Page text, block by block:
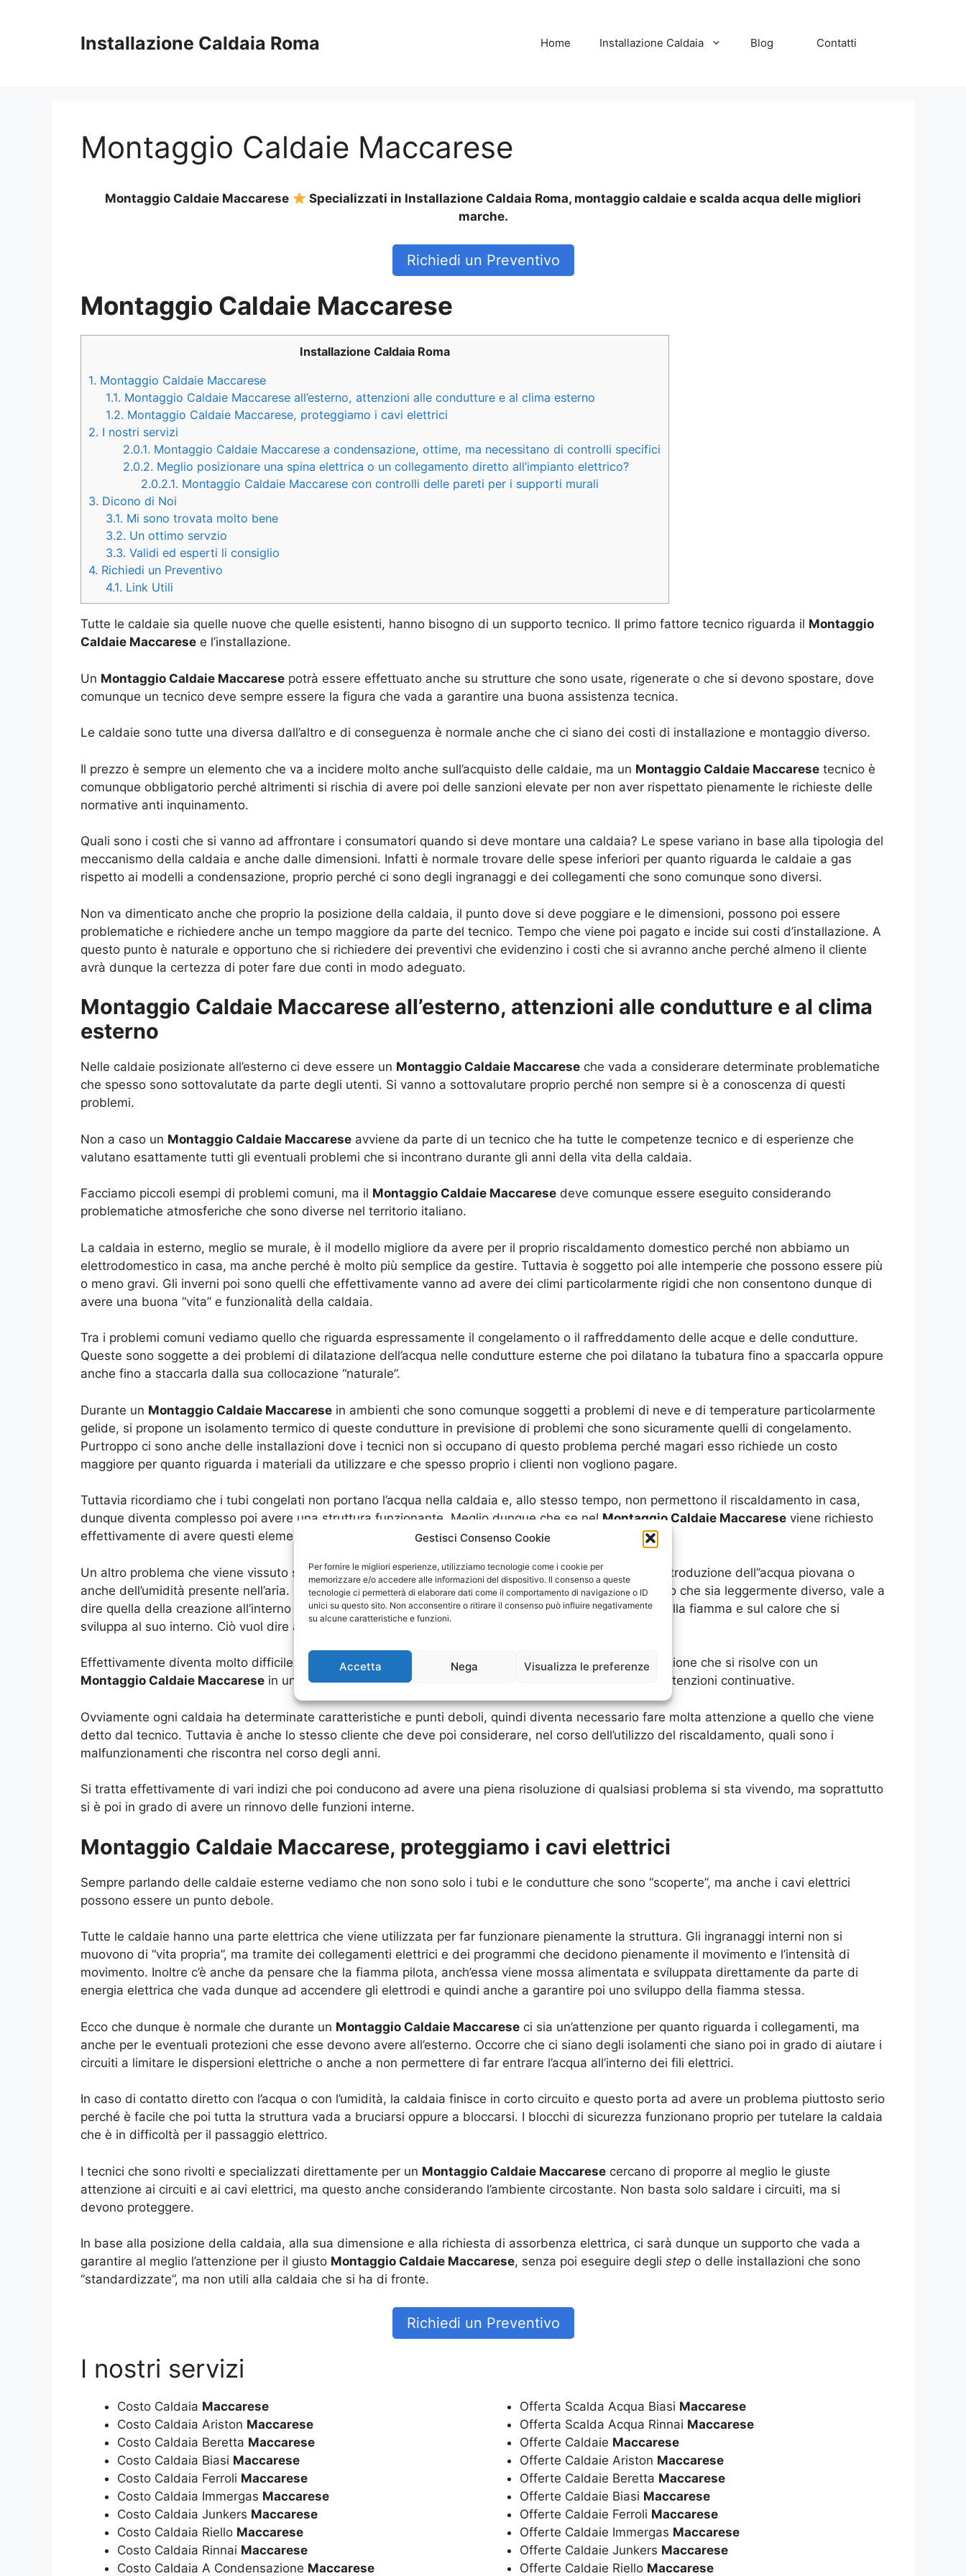
Gestisci Consenso Cookie
Per fornire le migliori esperienze, utilizziamo tecnologie come i cookie per
memorizzare e/o accedere alle informazioni del dispositivo. Il consenso a queste
tecnologie ci permetterà di elaborare dati come il comportamento di navigazione o ID
unici su questo sito. Non acconsentire o ritirare il consenso può influire negativamente
su alcune caratteristiche e funzioni.
Accetta Nega Visualizza le preferenze
Installazione Caldaia Roma Home Installazione Caldaia Blog Contatti
Montaggio Caldaie Maccarese
Montaggio Caldaie Maccarese
Specializzati in Installazione Caldaia Roma, montaggio caldaie e scalda acqua delle migliori
marche.
Richiedi un Preventivo
Montaggio Caldaie Maccarese
Installazione Caldaia Roma
1. Montaggio Caldaie Maccarese
1.1. Montaggio Caldaie Maccarese all’esterno, attenzioni alle condutture e al clima esterno
1.2. Montaggio Caldaie Maccarese, proteggiamo i cavi elettrici
2. I nostri servizi
2.0.1. Montaggio Caldaie Maccarese a condensazione, ottime, ma necessitano di controlli specifici
2.0.2. Meglio posizionare una spina elettrica o un collegamento diretto all’impianto elettrico?
2.0.2.1. Montaggio Caldaie Maccarese con controlli delle pareti per i supporti murali
3. Dicono di Noi
3.1. Mi sono trovata molto bene
3.2. Un ottimo servzio
3.3. Validi ed esperti li consiglio
4. Richiedi un Preventivo
4.1. Link Utili
Tutte le caldaie sia quelle nuove che quelle esistenti, hanno bisogno di un supporto tecnico. Il primo fattore tecnico riguarda il Montaggio
Caldaie Maccarese e l’installazione.
Un Montaggio Caldaie Maccarese potrà essere effettuato anche su strutture che sono usate, rigenerate o che si devono spostare, dove
comunque un tecnico deve sempre essere la figura che vada a garantire una buona assistenza tecnica.
Le caldaie sono tutte una diversa dall’altro e di conseguenza è normale anche che ci siano dei costi di installazione e montaggio diverso.
Il prezzo è sempre un elemento che va a incidere molto anche sull’acquisto delle caldaie, ma un Montaggio Caldaie Maccarese tecnico è
comunque obbligatorio perché altrimenti si rischia di avere poi delle sanzioni elevate per non aver rispettato pienamente le richieste delle
normative anti inquinamento.
Quali sono i costi che si vanno ad affrontare i consumatori quando si deve montare una caldaia? Le spese variano in base alla tipologia del
meccanismo della caldaia e anche dalle dimensioni. Infatti è normale trovare delle spese inferiori per quanto riguarda le caldaie a gas
rispetto ai modelli a condensazione, proprio perché ci sono degli ingranaggi e dei collegamenti che sono comunque sono diversi.
Non va dimenticato anche che proprio la posizione della caldaia, il punto dove si deve poggiare e le dimensioni, possono poi essere
problematiche e richiedere anche un tempo maggiore da parte del tecnico. Tempo che viene poi pagato e incide sui costi d’installazione. A
questo punto è naturale e opportuno che si richiedere dei preventivi che evidenzino i costi che si avranno anche perché almeno il cliente
avrà dunque la certezza di poter fare due conti in modo adeguato.
Montaggio Caldaie Maccarese all’esterno, attenzioni alle condutture e al clima
esterno
Nelle caldaie posizionate all’esterno ci deve essere un Montaggio Caldaie Maccarese che vada a considerare determinate problematiche
che spesso sono sottovalutate da parte degli utenti. Si vanno a sottovalutare proprio perché non sempre si è a conoscenza di questi
problemi.
Non a caso un Montaggio Caldaie Maccarese avviene da parte di un tecnico che ha tutte le competenze tecnico e di esperienze che
valutano esattamente tutti gli eventuali problemi che si incontrano durante gli anni della vita della caldaia.
Facciamo piccoli esempi di problemi comuni, ma il Montaggio Caldaie Maccarese deve comunque essere eseguito considerando
problematiche atmosferiche che sono diverse nel territorio italiano.
La caldaia in esterno, meglio se murale, è il modello migliore da avere per il proprio riscaldamento domestico perché non abbiamo un
elettrodomestico in casa, ma anche perché è molto più semplice da gestire. Tuttavia è soggetto poi alle intemperie che possono essere più
o meno gravi. Gli inverni poi sono quelli che effettivamente vanno ad avere dei climi particolarmente rigidi che non consentono dunque di
avere una buona “vita” e funzionalità della caldaia.
Tra i problemi comuni vediamo quello che riguarda espressamente il congelamento o il raffreddamento delle acque e delle condutture.
Queste sono soggette a dei problemi di dilatazione dell’acqua nelle condutture esterne che poi dilatano la tubatura fino a spaccarla oppure
anche fino a staccarla dalla sua collocazione “naturale”.
Durante un Montaggio Caldaie Maccarese in ambienti che sono comunque soggetti a problemi di neve e di temperature particolarmente
gelide, si propone un isolamento termico di queste condutture in previsione di problemi che sono sicuramente quelli di congelamento.
Purtroppo ci sono anche delle installazioni dove i tecnici non si occupano di questo problema perché magari esso richiede un costo
maggiore per quanto riguarda i materiali da utilizzare e che spesso proprio i clienti non vogliono pagare.
Tuttavia ricordiamo che i tubi congelati non portano l’acqua nella caldaia e, allo stesso tempo, non permettono il riscaldamento in casa,
dunque diventa complesso poi avere una struttura funzionante. Meglio dunque che se nel Montaggio Caldaie Maccarese viene richiesto
effettivamente di avere questi elementi isolanti, si vadano a fare proprio nell’installazione.
Un altro problema che viene vissuto sempre da parte delle caldaie in esterno è quello che riguarda l’introduzione dell’’acqua piovana o
anche dell’umidità presente nell’aria. Essa non va a dare problemi diretti, alle volte si propone un danno che sia leggermente diverso, vale a
dire quella della creazione all’interno della caldaia, di umidità che vanno poi a incidere direttamente sulla fiamma e sul calore che si
sviluppa al suo interno. Ciò vuol dire avere una diminuzione delle funzionalità.
Effettivamente diventa molto difficile usare in modo adeguato questa struttura, ma è anche una situazione che si risolve con un
Montaggio Caldaie Maccarese in una posizione diversa da quella attuale e avendo anche delle manutenzioni continuative.
Ovviamente ogni caldaia ha determinate caratteristiche e punti deboli, quindi diventa necessario fare molta attenzione a quello che viene
detto dal tecnico. Tuttavia è anche lo stesso cliente che deve poi considerare, nel corso dell’utilizzo del riscaldamento, quali sono i
malfunzionamenti che riscontra nel corso degli anni.
Si tratta effettivamente di vari indizi che poi conducono ad avere una piena risoluzione di qualsiasi problema si sta vivendo, ma soprattutto
si è poi in grado di avere un rinnovo delle funzioni interne.
Montaggio Caldaie Maccarese, proteggiamo i cavi elettrici
Sempre parlando delle caldaie esterne vediamo che non sono solo i tubi e le condutture che sono “scoperte”, ma anche i cavi elettrici
possono essere un punto debole.
Tutte le caldaie hanno una parte elettrica che viene utilizzata per far funzionare pienamente la struttura. Gli ingranaggi interni non si
muovono di “vita propria”, ma tramite dei collegamenti elettrici e dei programmi che decidono pienamente il movimento e l’intensità di
movimento. Inoltre c’è anche da pensare che la fiamma pilota, anch’essa viene mossa alimentata e sviluppata direttamente da parte di
energia elettrica che vada dunque ad accendere gli elettrodi e quindi anche a garantire poi uno sviluppo della fiamma stessa.
Ecco che dunque è normale che durante un Montaggio Caldaie Maccarese ci sia un’attenzione per quanto riguarda i collegamenti, ma
anche per le eventuali protezioni che esse devono avere all’esterno. Occorre che ci siano degli isolamenti che siano poi in grado di aiutare i
circuiti a limitare le dispersioni elettriche o anche a non permettere di far entrare l’acqua all’interno dei fili elettrici.
In caso di contatto diretto con l’acqua o con l’umidità, la caldaia finisce in corto circuito e questo porta ad avere un problema piuttosto serio
perché è facile che poi tutta la struttura vada a bruciarsi oppure a bloccarsi. I blocchi di sicurezza funzionano proprio per tutelare la caldaia
che è in difficoltà per il passaggio elettrico.
I tecnici che sono rivolti e specializzati direttamente per un Montaggio Caldaie Maccarese cercano di proporre al meglio le giuste
attenzione ai circuiti e ai cavi elettrici, ma questo anche considerando l’ambiente circostante. Non basta solo saldare i circuiti, ma si
devono proteggere.
In base alla posizione della caldaia, alla sua dimensione e alla richiesta di assorbenza elettrica, ci sarà dunque un supporto che vada a
garantire al meglio l’attenzione per il giusto Montaggio Caldaie Maccarese, senza poi eseguire degli step o delle installazioni che sono
“standardizzate”, ma non utili alla caldaia che si ha di fronte.
Richiedi un Preventivo
I nostri servizi
Costo Caldaia Maccarese
Costo Caldaia Ariston Maccarese
Costo Caldaia Beretta Maccarese
Costo Caldaia Biasi Maccarese
Costo Caldaia Ferroli Maccarese
Costo Caldaia Immergas Maccarese
Costo Caldaia Junkers Maccarese
Costo Caldaia Riello Maccarese
Costo Caldaia Rinnai Maccarese
Costo Caldaia A Condensazione Maccarese
Offerta Scalda Acqua Biasi Maccarese
Offerta Scalda Acqua Rinnai Maccarese
Offerte Caldaie Maccarese
Offerte Caldaie Ariston Maccarese
Offerte Caldaie Beretta Maccarese
Offerte Caldaie Biasi Maccarese
Offerte Caldaie Ferroli Maccarese
Offerte Caldaie Immergas Maccarese
Offerte Caldaie Junkers Maccarese
Offerte Caldaie Riello Maccarese